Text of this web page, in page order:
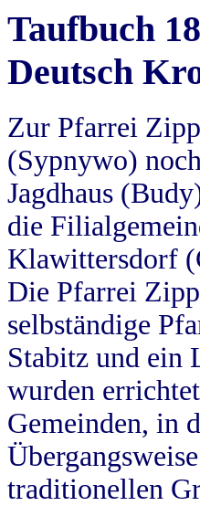
Taufbuch
Deutsch
Zur Pfarrei
(Sypnywo)
Jagdhaus
die
Klawittersdorf
Die Pfarrei
selbständige
Stabitz und ein
wurden
Gemeinden, in
traditionellen